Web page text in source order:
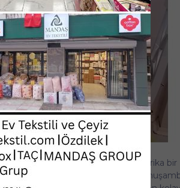
ve şıklık kazandırmak için harika bir
seçim yapabilirsiniz. Desenli